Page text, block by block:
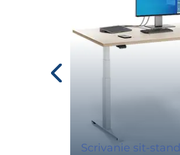
Scrivanie sit-stand